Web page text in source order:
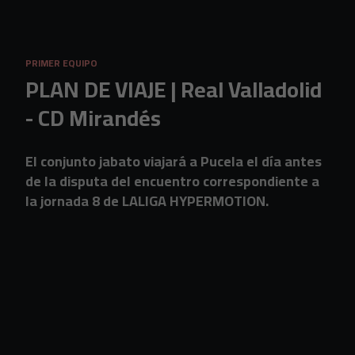
PRIMER EQUIPO
PLAN DE VIAJE | Real Valladolid
- CD Mirandés
El conjunto jabato viajará a Pucela el día antes
de la disputa del encuentro correspondiente a
la jornada 8 de LALIGA HYPERMOTION.